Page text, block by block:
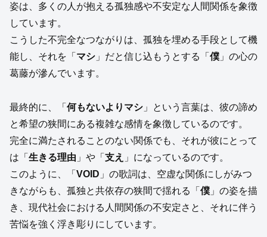
姿は、多くの人が抱える孤独感や不安定な人間関係を象徴
しています。
こうした不完全なつながりは、孤独を埋める手段として機
能し、それを「 マシ 」だと信じ込もうとする「 僕 」の心の
葛藤が滲んでいます。
最終的に、「 何もないよりマシ 」という言葉は、彼の諦め
と希望の狭間にある複雑な感情を象徴しているのです。
完全に満たされることのない関係でも、それが彼にとって
は「 生きる理由 」や「 支え 」になっているのです。
このように、「 VOID 」の歌詞は、空虚な関係にしがみつ
きながらも、孤独と共依存の狭間で揺れる「 僕 」の姿を描
き、現代社会における人間関係の不安定さと、それに伴う
苦悩を強く浮き彫りにしています。